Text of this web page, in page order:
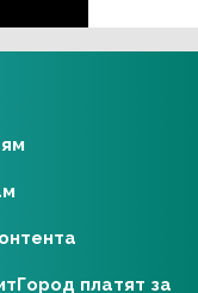
платят за